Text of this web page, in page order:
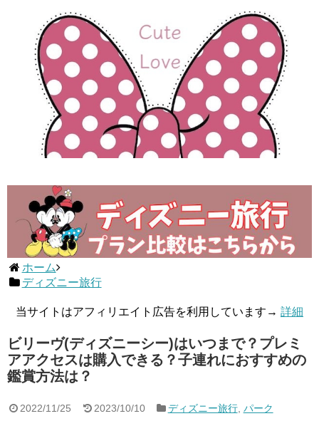
ホーム
ディズニー旅行
当サイトはアフィリエイト広告を利用しています→ 詳細
ビリーヴ(ディズニーシー)はいつまで？プレミ
アアクセスは購入できる？子連れにおすすめの
鑑賞方法は？
2022/11/25 2023/10/10 ディズニー旅行, パーク